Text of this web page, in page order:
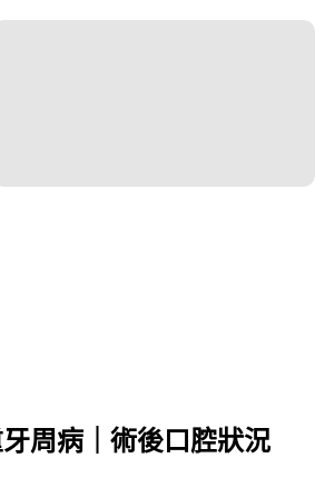
周病｜術後口腔狀況